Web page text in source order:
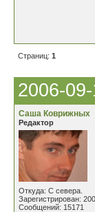
Страниц: 1
2006-
Саша Коврижных
Редактор
Откуда: С севера.
Зарегистрирован:
Сообщений: 15171